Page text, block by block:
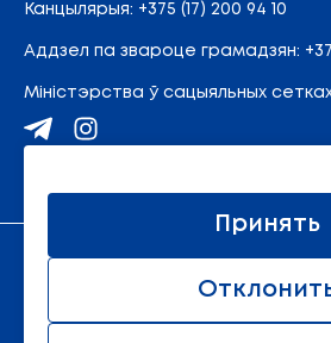
Канцылярыя: +375 (17) 200 94 10
Аддзел па звароце грамадзян:
Міністэрства ў сацыяльных
© 2011 - 2026 Міністэрства
Принять